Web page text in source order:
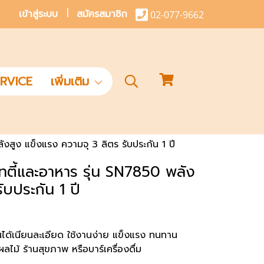
เข้าสู่ระบบ สมัครสมาชิก 02-077-9662
เพิ่มเติม
สูง แข็งแรง ความจุ 3 ลิตร รับประกัน 1 ปี
และอาหาร รุ่น SN7850 พลัง
ประกัน 1 ปี
เนียนละเอียด ใช้งานง่าย แข็งแรง ทนทาน
ไม้ ร้านสุขภาพ หรือบาร์เครื่องดื่ม